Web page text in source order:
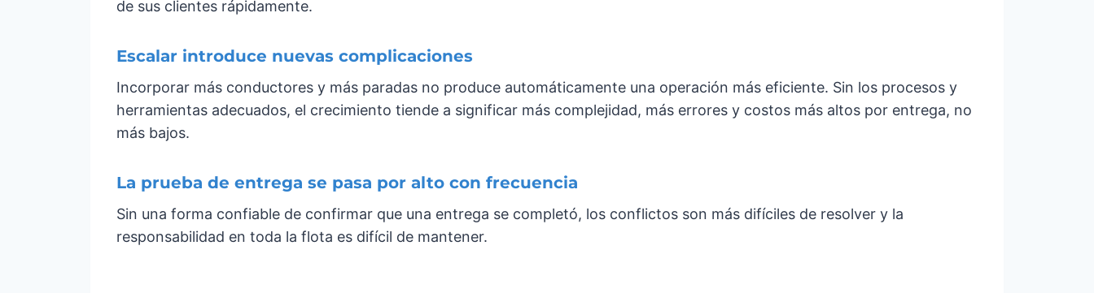
de sus clientes rápidamente.
Escalar introduce nuevas complicaciones
Incorporar más conductores y más paradas no produce automáticamente una operación más eficiente. Sin los procesos y
herramientas adecuados, el crecimiento tiende a significar más complejidad, más errores y costos más altos por entrega, no
más bajos.
La prueba de entrega se pasa por alto con frecuencia
Sin una forma confiable de confirmar que una entrega se completó, los conflictos son más difíciles de resolver y la
responsabilidad en toda la flota es difícil de mantener.